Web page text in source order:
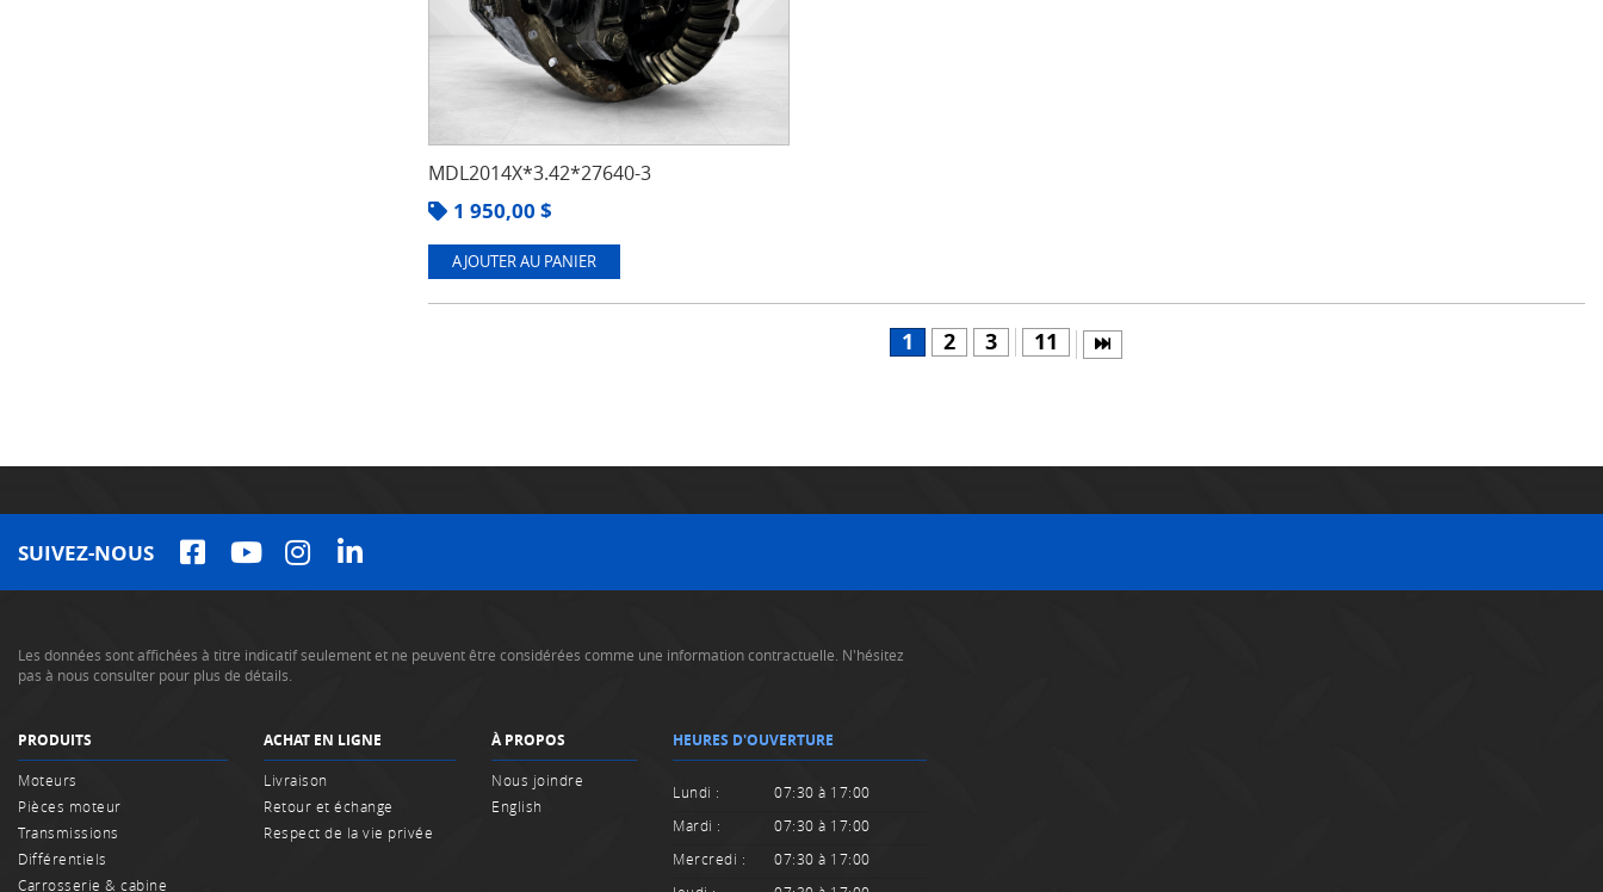
MDL2014X*3.42*27640-3
1 950,00 $
AJOUTER AU PANIER
1 2 3 11
SUIVEZ-NOUS
Les données sont affichées à titre indicatif seulement et ne peuvent être considérées comme une information contractuelle. N'hésitez
pas à nous consulter pour plus de détails.
PRODUITS
Moteurs
Pièces moteur
Transmissions
Différentiels
Carrosserie & cabine
ACHAT EN LIGNE
Livraison
Retour et échange
Respect de la vie privée
À PROPOS
Nous joindre
English
HEURES D'OUVERTURE
Lundi :
07:30 à 17:00
Mardi :
07:30 à 17:00
Mercredi :
07:30 à 17:00